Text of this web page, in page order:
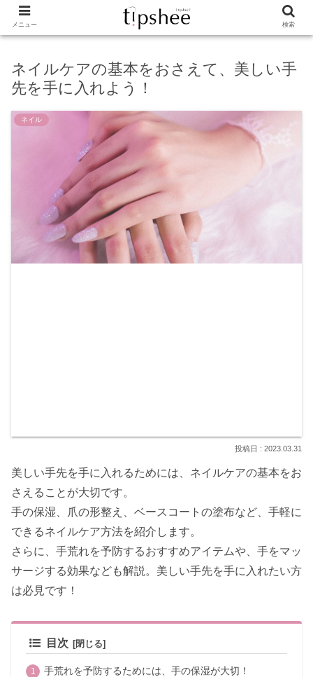
ネイルケアの基本をおさえて、美しい手
先を手に入れよう！
ネイル
2023.03.31
美しい手先を手に入れるためには、ネイルケアの基本をお
さえることが大切です。
手の保湿、爪の形整え、ベースコートの塗布など、手軽に
できるネイルケア方法を紹介します。
さらに、手荒れを予防するおすすめアイテムや、手をマッ
サージする効果なども解説。美しい手先を手に入れたい方
は必見です！
目次
手荒れを予防するためには、手の保湿が大切！
メニュー 検索